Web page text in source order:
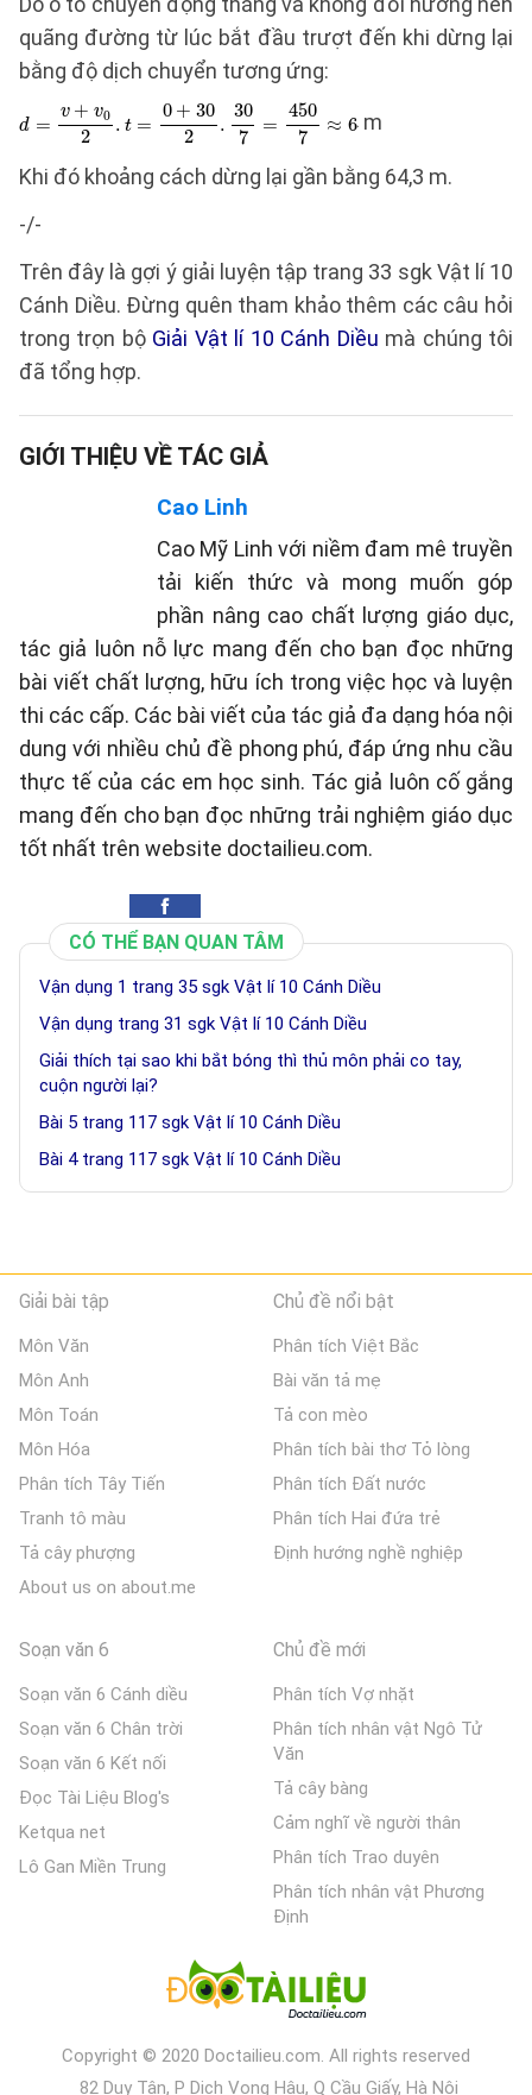
quãng đường từ lúc bắt đầu trượt đến khi dừng lại
bằng độ dịch chuyển tương ứng:
m
Khi đó khoảng cách dừng lại gần bằng 64,3 m.
-/-
Trên đây là gợi ý giải luyện tập trang 33 sgk Vật lí 10
Cánh Diều. Đừng quên tham khảo thêm các câu hỏi
trong trọn bộ Giải Vật lí 10 Cánh Diều mà chúng tôi
đã tổng hợp.
GIỚI THIỆU VỀ TÁC GIẢ
Cao Linh
Cao Mỹ Linh với niềm đam mê truyền
tải kiến thức và mong muốn góp
phần nâng cao chất lượng giáo dục,
tác giả luôn nỗ lực mang đến cho bạn đọc những
bài viết chất lượng, hữu ích trong việc học và luyện
thi các cấp. Các bài viết của tác giả đa dạng hóa nội
dung với nhiều chủ đề phong phú, đáp ứng nhu cầu
thực tế của các em học sinh. Tác giả luôn cố gắng
mang đến cho bạn đọc những trải nghiệm giáo dục
tốt nhất trên website doctailieu.com.
CÓ THỂ BẠN QUAN TÂM
Vận dụng 1 trang 35 sgk Vật lí 10 Cánh Diều
Vận dụng trang 31 sgk Vật lí 10 Cánh Diều
Giải thích tại sao khi bắt bóng thì thủ môn phải co tay,
cuộn người lại?
Bài 5 trang 117 sgk Vật lí 10 Cánh Diều
Bài 4 trang 117 sgk Vật lí 10 Cánh Diều
Giải bài tập
Môn Văn
Môn Anh
Môn Toán
Môn Hóa
Phân tích Tây Tiến
Tranh tô màu
Tả cây phượng
About us on about.me
Chủ đề nổi bật
Phân tích Việt Bắc
Bài văn tả mẹ
Tả con mèo
Phân tích bài thơ Tỏ lòng
Phân tích Đất nước
Phân tích Hai đứa trẻ
Định hướng nghề nghiệp
Soạn văn 6
Soạn văn 6 Cánh diều
Soạn văn 6 Chân trời
Soạn văn 6 Kết nối
Đọc Tài Liệu Blog's
Ketqua net
Lô Gan Miền Trung
Chủ đề mới
Phân tích Vợ nhặt
Phân tích nhân vật Ngô Tử
Văn
Tả cây bàng
Cảm nghĩ về người thân
Phân tích Trao duyên
Phân tích nhân vật Phương
Định
Copyright © 2020 Doctailieu.com. All rights reserved
82 Duy Tân, P Dịch Vọng Hậu, Q Cầu Giấy, Hà Nội